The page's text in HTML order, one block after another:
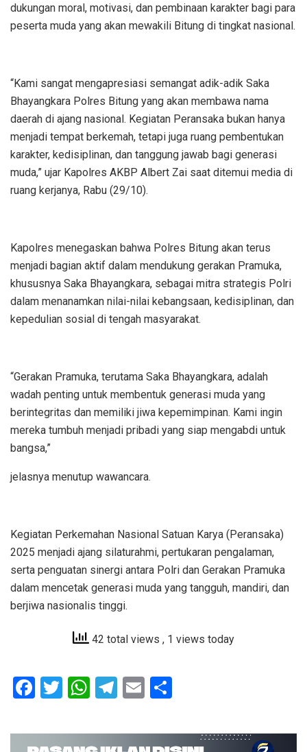
dukungan moral, motivasi, dan pembinaan karakter bagi para
peserta muda yang akan mewakili Bitung di tingkat nasional.
“Kami sangat mengapresiasi semangat adik-adik Saka
Bhayangkara Polres Bitung yang akan membawa nama
daerah di ajang nasional. Kegiatan Peransaka bukan hanya
menjadi tempat berkemah, tetapi juga ruang pembentukan
karakter, kedisiplinan, dan tanggung jawab bagi generasi
muda,” ujar Kapolres AKBP Albert Zai saat ditemui media di
ruang kerjanya, Rabu (29/10).
Kapolres menegaskan bahwa Polres Bitung akan terus
menjadi bagian aktif dalam mendukung gerakan Pramuka,
khususnya Saka Bhayangkara, sebagai mitra strategis Polri
dalam menanamkan nilai-nilai kebangsaan, kedisiplinan, dan
kepedulian sosial di tengah masyarakat.
“Gerakan Pramuka, terutama Saka Bhayangkara, adalah
wadah penting untuk membentuk generasi muda yang
berintegritas dan memiliki jiwa kepemimpinan. Kami ingin
mereka tumbuh menjadi pribadi yang siap mengabdi untuk
bangsa,”
jelasnya menutup wawancara.
Kegiatan Perkemahan Nasional Satuan Karya (Peransaka)
2025 menjadi ajang silaturahmi, pertukaran pengalaman,
serta penguatan sinergi antara Polri dan Gerakan Pramuka
dalam mencetak generasi muda yang tangguh, mandiri, dan
berjiwa nasionalis tinggi.
42 total views , 1 views today
F
ce
T
tt
W
at
T
e
E
ail ar